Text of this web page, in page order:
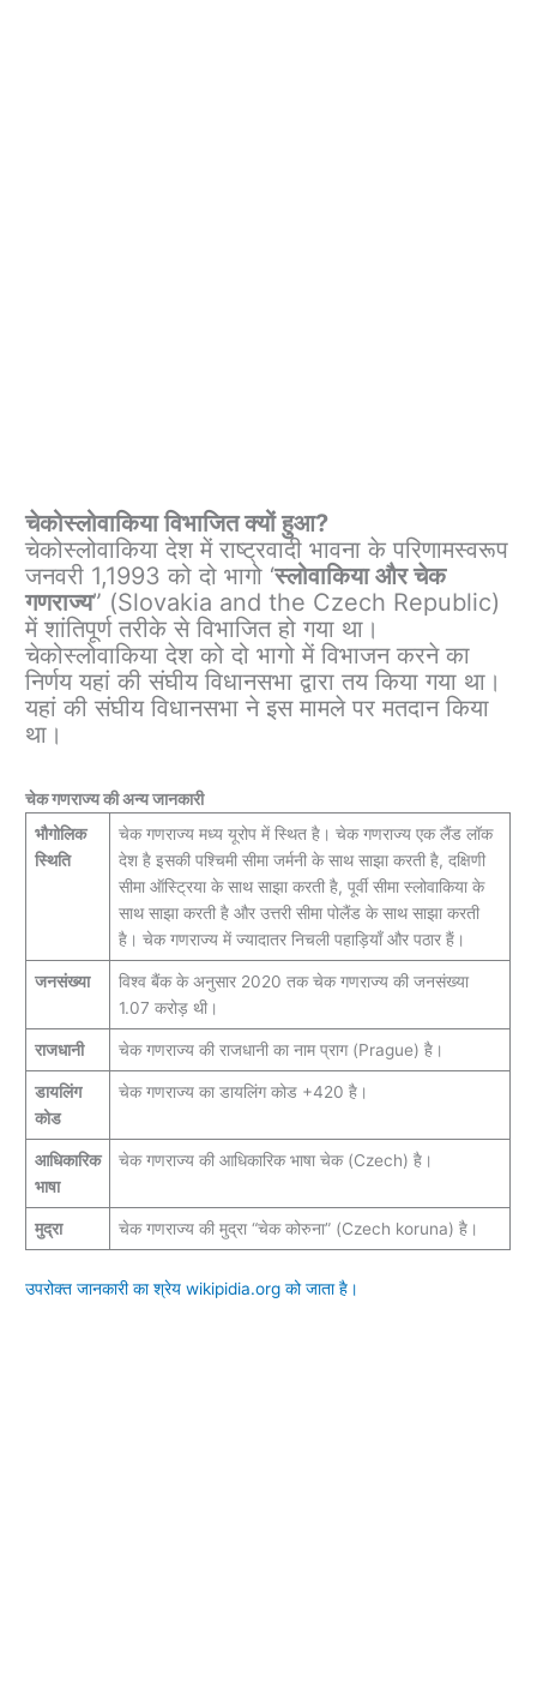
चेकोस्लोवाकिया विभाजितक्योंहुआ?
चेकोस्लोवाकिया देश में राष्ट्रवादी भावना के परिणामस्वरूप
जनवरी 1,1993 को दो भागो ‘स्लोवाकिया और चेक
गणराज्य” (Slovakia and the Czech Republic)
में शांतिपूर्ण तरीके से विभाजित हो गया था।
चेकोस्लोवाकिया देश को दो भागो में विभाजन करने का
निर्णय यहां की संघीय विधानसभा द्वारा तय किया गया था।
यहां की संघीय विधानसभा ने इस मामले पर मतदान किया
था।
चेक गणराज्य की अन्य जानकारी
भौगोलिक
स्थिति
चेक गणराज्य मध्य यूरोप में स्थित है। चेक गणराज्य एक लैंड लॉक
देश है इसकी पश्चिमी सीमा जर्मनी के साथ साझा करती है, दक्षिणी
सीमा ऑस्ट्रिया के साथ साझा करती है, पूर्वी सीमा स्लोवाकिया के
साथ साझा करती है और उत्तरी सीमा पोलैंड के साथ साझा करती
है। चेक गणराज्य में ज्यादातर निचली पहाड़ियाँ और पठार हैं।
जनसंख्या
विश्व बैंक के अनुसार 2020 तक चेक गणराज्य की जनसंख्या
1.07 करोड़ थी।
राजधानी चेक गणराज्य की राजधानी का नाम प्राग (Prague) है।
डायलिंग
कोड
चेक गणराज्य का डायलिंग कोड +420 है।
आधिकारिक
भाषा
चेक गणराज्य की आधिकारिक भाषा चेक (Czech) है।
मुद्रा चेक गणराज्य की मुद्रा “चेक कोरुना” (Czech koruna) है।
उपरोक्त जानकारी का श्रेय wikipidia.org को जाता है।